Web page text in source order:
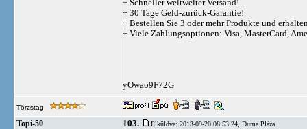
+ Schneller weltweiter Versand!
+ 30 Tage Geld-zurück-Garantie!
+ Bestellen Sie 3 oder mehr Produkte und
+ Viele Zahlungsoptionen: Visa, MasterCard,
yOwao9F72G
Törzstag
Topi-50 103. Elküldve: 2013-09-20 08:53:24, Duma Pláza